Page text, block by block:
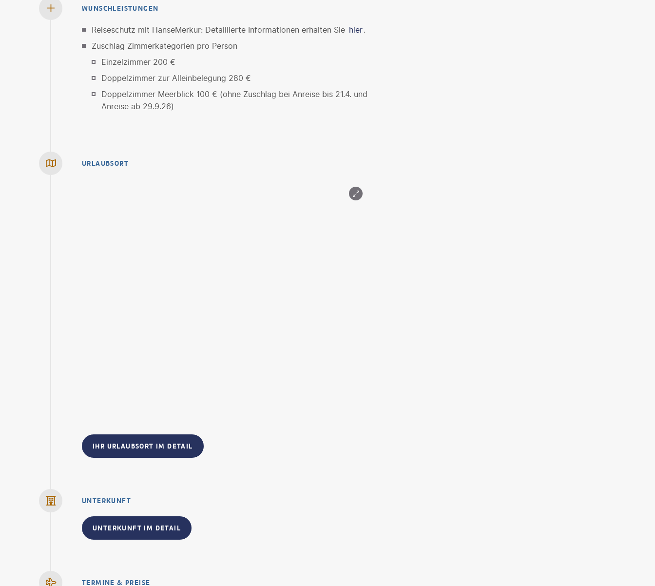
WUNSCHLEISTUNGEN
Reiseschutz mit HanseMerkur: Detaillierte Informationen erhalten Sie hier .
Zuschlag Zimmerkategorien pro Person
Einzelzimmer 200 €
Doppelzimmer zur Alleinbelegung 280 €
Doppelzimmer Meerblick 100 € (ohne Zuschlag bei Anreise bis 21.4. und
Anreise ab 29.9.26)
URLAUBSORT
IHR URLAUBSORT IM DETAIL
UNTERKUNFT
UNTERKUNFT IM DETAIL
TERMINE & PREISE